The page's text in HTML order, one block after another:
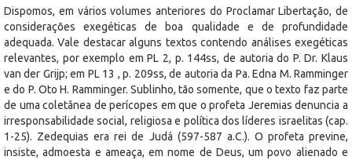
Dispomos, em vários volumes anteriores do Proclamar Libertação, de
considerações exegéticas de boa qualidade e de profundidade
adequada. Vale destacar alguns textos contendo análises exegéticas
relevantes, por exemplo em PL 2, p. 144ss, de autoria do P. Dr. Klaus
van der Grijp; em PL 13 , p. 209ss, de autoria da Pa. Edna M. Ramminger
e do P. Oto H. Ramminger. Sublinho, tão somente, que o texto faz parte
de uma coletânea de perícopes em que o profeta Jeremias denuncia a
irresponsabilidade social, religiosa e política dos líderes israelitas (cap.
1-25). Zedequias era rei de Judá (597-587 a.C.). O profeta previne,
insiste, admoesta e ameaça, em nome de Deus, um povo alienado e